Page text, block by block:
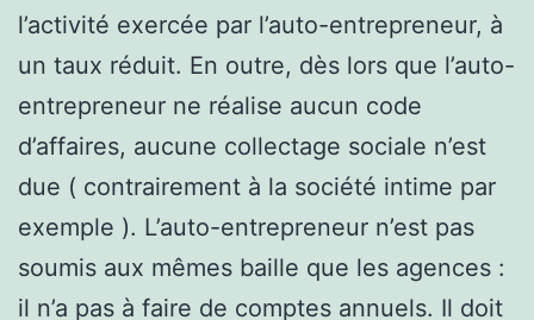
l’activité exercée par l’auto-entrepreneur, à
un taux réduit. En outre, dès lors que l’auto-
entrepreneur ne réalise aucun code
d’affaires, aucune collectage sociale n’est
due ( contrairement à la société intime par
exemple ). L’auto-entrepreneur n’est pas
soumis aux mêmes baille que les agences :
il n’a pas à faire de comptes annuels. Il doit